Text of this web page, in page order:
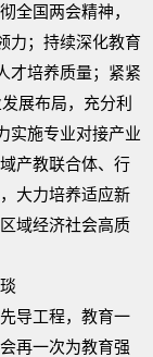
全国两会精神，
力；持续深化教育
才培养质量；紧紧
展布局，充分利
实施专业对接产业
产教联合体、行
大力培养适应新
域经济社会高质
导工程，教育一
再一次为教育强